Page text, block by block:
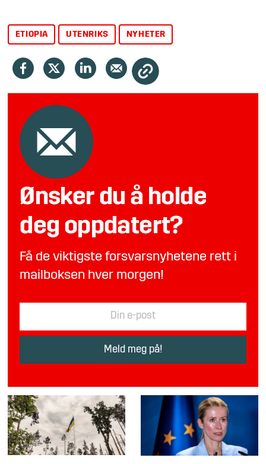
ETIOPIA UTENRIKS NYHETER
Ønsker du å holde
deg oppdatert?
Få de viktigste forsvarsnyhetene rett i
mailboksen hver morgen!